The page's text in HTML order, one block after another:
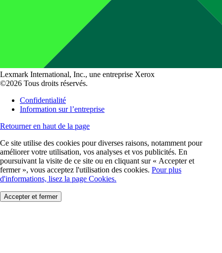
Lexmark International, Inc., une entreprise Xerox
©2026 Tous droits réservés.
Confidentialité
Information sur l’entreprise
Retourner en haut de la page
Ce site utilise des cookies pour diverses raisons, notamment pour
améliorer votre utilisation, vos analyses et vos publicités. En
poursuivant la visite de ce site ou en cliquant sur « Accepter et
fermer », vous acceptez l'utilisation des cookies. Pour plus
d'informations, lisez la page Cookies.
Accepter et fermer